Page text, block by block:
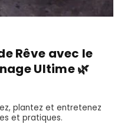
Rêve avec le
Ultime 🌿
plantez et entretenez
et pratiques.